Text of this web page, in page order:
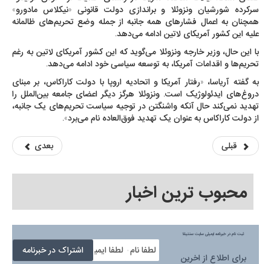
سرکرده شورشیان ونزوئلا و براندازی دولت قانونی «نیکلاس مادورو»
همچنان به اعمال فشارهای همه جانبه از جمله وضع تحریم‌های ظالمانه
علیه این کشور آمریکای لاتین ادامه می‌دهد.
با این حال، وزیر خارجه ونزوئلا می‌گوید که این کشور آمریکای لاتین به رغم
تحریم‌ها و اقدامات آمریکا، به توسعه سیاسی خود ادامه می‌دهد.
به گفته آریاسا، «رفتار آمریکا و اتحادیه اروپا با دولت کاراکاس، بر مبنای
دروغ‌های ایدئولوژیک است. ونزوئلا هرگز دیگر اعضای جامعه بین‌الملل را
تهدید نمی‌کند حال آنکه واشنگتن در توجیه سیاست تحریم‌های یک جانبه،
از دولت کاراکاس به عنوان یک تهدید فوق‌العاده نام می‌برد».
قبلی بعدی
محبوب ترین اخبار
ثبت نام در خبرنامه ایمیلی سایت سنتینلا
برای اطلاع از اخرین